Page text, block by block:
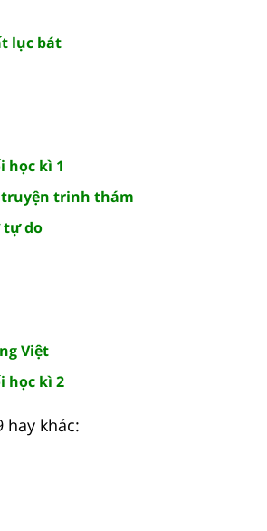
lục bát
học kì 1
truyện trinh thám
tự do
Việt
học kì 2
hay khác: